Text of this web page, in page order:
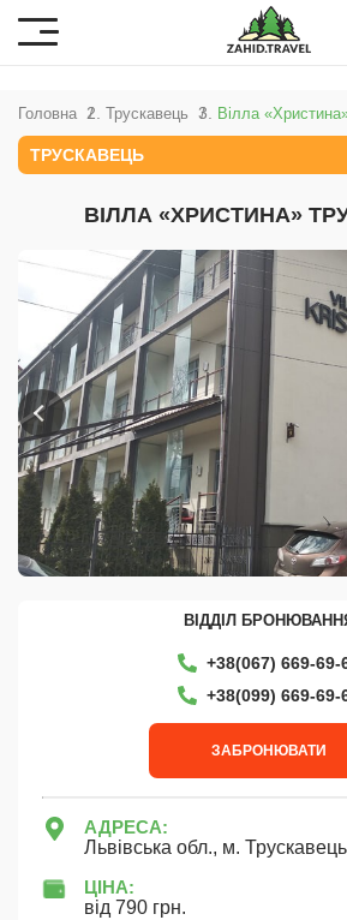
ТРУСКАВЕЦЬ
ВІЛЛА «ХРИСТИНА»
Головна Трускавець Вілла
ВІДДІЛ
+38(067) 669-69-
+38‎(099) 669-69-
ЗАБРОНЮВАТИ
АДРЕСА:
Львівська обл., м.
ЦІНА:
від 790 грн.